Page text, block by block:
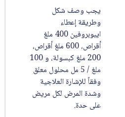
يجب وصف شكل
وطريقة إعطاء
ايبوبروفين 400 ملغ
أقراص، 600 ملغ أقراص،
200 ملغ كبسولة، و 100
ملغ / 5 مل محلول معلق
وفقاً للإشارة العلاجية
وشدة المرض لكل مريض
على حدة.